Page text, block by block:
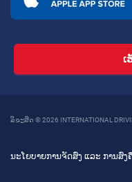
ເ
ລິຂະສິດ © 2026 INTERNATIONAL
ນະໂຍບາຍການຈັດສົ່ງ ແລະ ການສົ່ງ